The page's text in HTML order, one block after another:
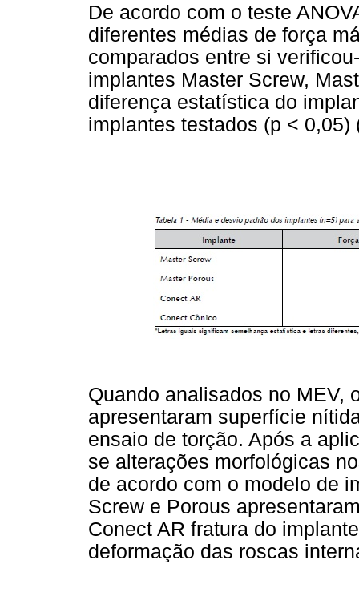
De acordo com o teste
diferentes médias de força
comparados entre si
implantes Master Screw,
diferença estatística do
implantes testados (p < 0,05)
Quando analisados no MEV,
apresentaram superfície
ensaio de torção. Após a
se alterações morfológicas
de acordo com o modelo de
Screw e Porous
Conect AR fratura do
deformação das roscas